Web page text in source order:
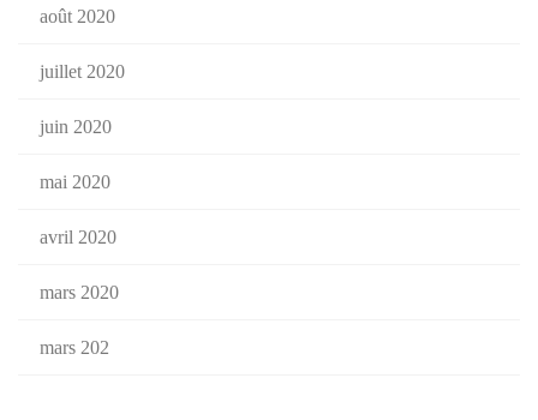
août 2020
juillet 2020
juin 2020
mai 2020
avril 2020
mars 2020
mars 202